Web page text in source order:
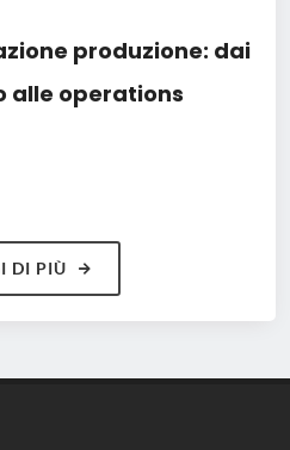
produzione: dai
alle operations
DI PIÙ